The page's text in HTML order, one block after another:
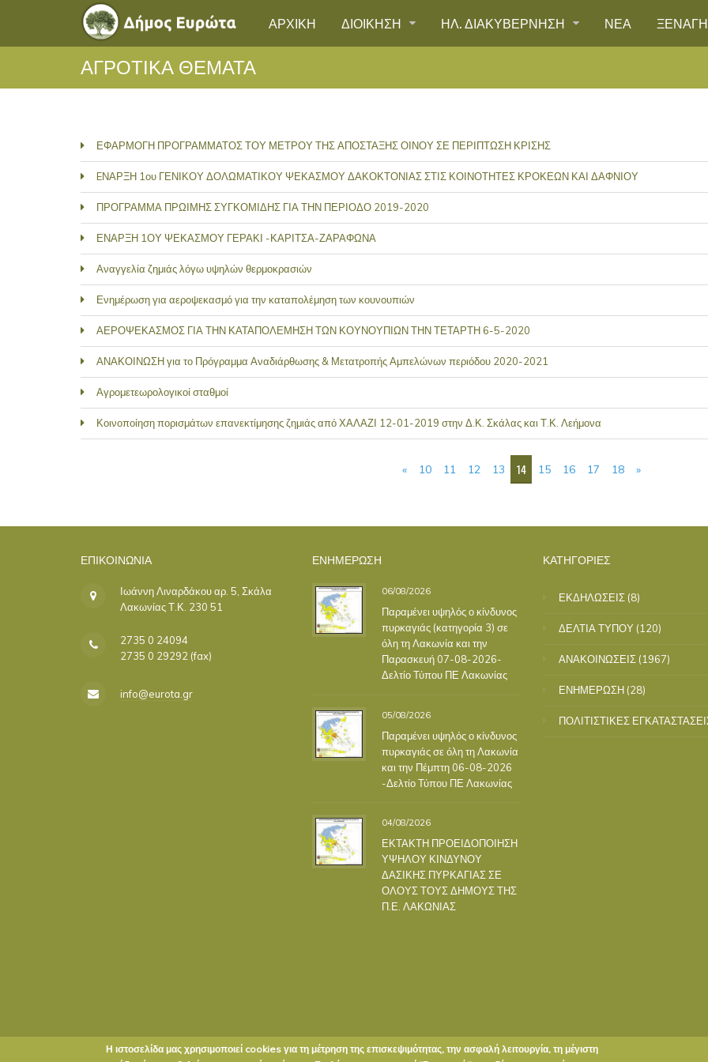
ΑΡΧΙΚΗ ΔΙΟΙΚΗΣΗ ΗΛ. ΔΙΑΚΥΒΕΡΝΗΣΗ ΝΕΑ
ΑΓΡΟΤΙΚΑ ΘΕΜΑΤΑ
ΕΦΑΡΜΟΓΗ ΠΡΟΓΡΑΜΜΑΤΟΣ ΤΟΥ ΜΕΤΡΟΥ ΤΗΣ ΑΠΟΣΤΑΞΗΣ ΟΙΝΟΥ ΣΕ ΠΕΡΙΠΤΩΣΗ ΚΡΙΣΗΣ
EΝΑΡΞΗ 1ου ΓΕΝΙΚΟΥ ΔΟΛΩΜΑΤΙΚΟΥ ΨΕΚΑΣΜΟΥ ΔΑΚΟΚΤΟΝΙΑΣ ΣΤΙΣ ΚΟΙΝΟΤΗΤΕΣ ΚΡΟΚΕΩΝ ΚΑΙ ΔΑΦΝΙΟΥ
ΠΡΟΓΡΑΜΜΑ ΠΡΩΙΜΗΣ ΣΥΓΚΟΜΙΔΗΣ ΓΙΑ ΤΗΝ ΠΕΡΙΟΔΟ 2019-2020
ΕΝΑΡΞΗ 1ΟΥ ΨΕΚΑΣΜΟΥ ΓΕΡΑΚΙ -ΚΑΡΙΤΣΑ-ΖΑΡΑΦΩΝΑ
Αναγγελία ζημιάς λόγω υψηλών θερμοκρασιών
Ενημέρωση για αεροψεκασμό για την καταπολέμηση των κουνουπιών
ΑΕΡΟΨΕΚΑΣΜΟΣ ΓΙΑ ΤΗΝ ΚΑΤΑΠΟΛΕΜΗΣΗ ΤΩΝ ΚΟΥΝΟΥΠΙΩΝ ΤΗΝ ΤΕΤΑΡΤΗ 6-5-2020
ΑΝΑΚΟΙΝΩΣΗ για το Πρόγραμμα Αναδιάρθωσης & Μετατροπής Αμπελώνων περιόδου 2020-2021
Αγρομετεωρολογικοί σταθμοί
Κοινοποίηση πορισμάτων επανεκτίμησης ζημιάς από ΧΑΛΑΖΙ 12-01-2019 στην Δ.Κ. Σκάλας και Τ.Κ. Λεήμονα
« 10 11 12 13 14 15 16 17 18 »
ΕΠΙΚΟΙΝΩΝΊΑ
Ιωάννη Λιναρδάκου αρ. 5, Σκάλα
Λακωνίας Τ.Κ. 230 51
2735 0 24094
2735 0 29292 (fax)
info@eurota.gr
ΕΝΗΜΕΡΩΣΗ
06/08/2026
Παραμένει υψηλός ο κίνδυνος
πυρκαγιάς (κατηγορία 3) σε
όλη τη Λακωνία και την
Παρασκευή 07-08-2026-
Δελτίο Τύπου ΠΕ Λακωνίας
05/08/2026
Παραμένει υψηλός ο κίνδυνος
πυρκαγιάς σε όλη τη Λακωνία
και την Πέμπτη 06-08-2026
-Δελτίο Τύπου ΠΕ Λακωνίας
04/08/2026
ΕΚΤΑΚΤΗ ΠΡΟΕΙΔΟΠΟΙΗΣΗ
ΥΨΗΛΟΥ ΚΙΝΔΥΝΟΥ
ΔΑΣΙΚΗΣ ΠΥΡΚΑΓΙΑΣ ΣΕ
ΟΛΟΥΣ ΤΟΥΣ ΔΗΜΟΥΣ ΤΗΣ
Π.Ε. ΛΑΚΩΝΙΑΣ
ΚΑΤΗΓΟΡΙΕΣ
ΕΚΔΗΛΩΣΕΙΣ (8)
ΔΕΛΤΙΑ ΤΥΠΟΥ (120)
ΑΝΑΚΟΙΝΩΣΕΙΣ (1967)
ΕΝΗΜΕΡΩΣΗ (28)
ΠΟΛΙΤΙΣΤΙΚΕΣ
Η ιστοσελίδα μας χρησιμοποιεί cookies για τη μέτρηση της επισκεψιμότητας, την ασφαλή λειτουργία, τη μέγιστη